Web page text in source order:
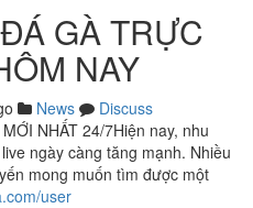
GÀ TRỰC
NAY
News
Discuss
NHẤT 24/7Hiện nay, nhu
ngày càng tăng mạnh. Nhiều
mong muốn tìm được một
user